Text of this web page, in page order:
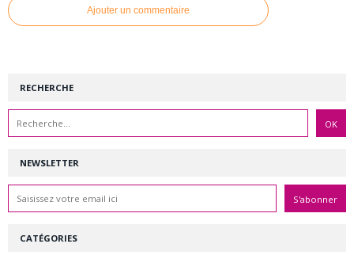
Ajouter un commentaire
NEWSLETTER
RECHERCHE
CATÉGORIES